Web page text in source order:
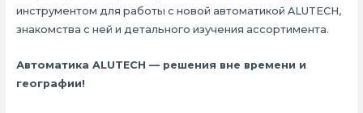
инструментом для работы с новой автоматикой ALUTECH,
знакомства с ней и детального изучения ассортимента.
Автоматика ALUTECH — решения вне времени и
географии!